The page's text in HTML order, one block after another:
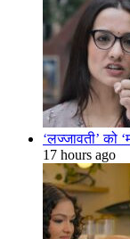
‘लज्जावती’ को
17 hours ago